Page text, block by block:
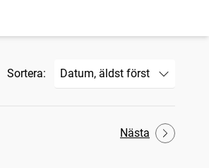
Sortera:
Nästa